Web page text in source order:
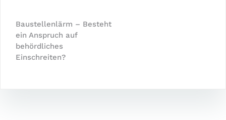
Baustellenlärm – Besteht
ein Anspruch auf
behördliches
Einschreiten?